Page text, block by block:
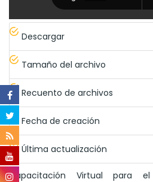
Descargar
Tamaño del archivo
Recuento de archivos
Fecha de creación
Última actualización
Capacitación Virtual para